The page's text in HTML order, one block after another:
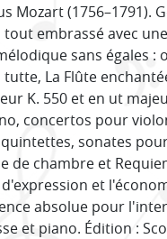
Mozart (1756–1791).
embrassé avec
sans égales :
La Flûte
K. 550 et en ut
concertos pour
sonates
de chambre et
et
absolue pour
et piano. Édition :